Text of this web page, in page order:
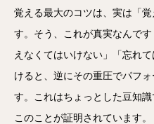
覚える最大のコツは、実は「
す。そう、これが真実なんで
えなくてはいけない」「忘れ
けると、逆にその重圧でパフ
す。これはちょっとした豆知
このことが証明されています。